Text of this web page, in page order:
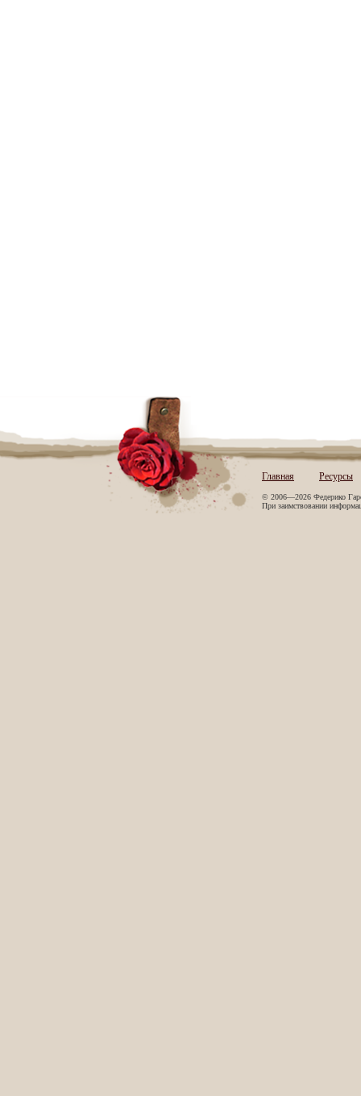
Главная Ресурсы
© 2006—2026 Федерико
При заимствовании